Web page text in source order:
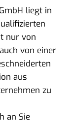
liegt in
nur von
von einer
aus
zu
an Sie